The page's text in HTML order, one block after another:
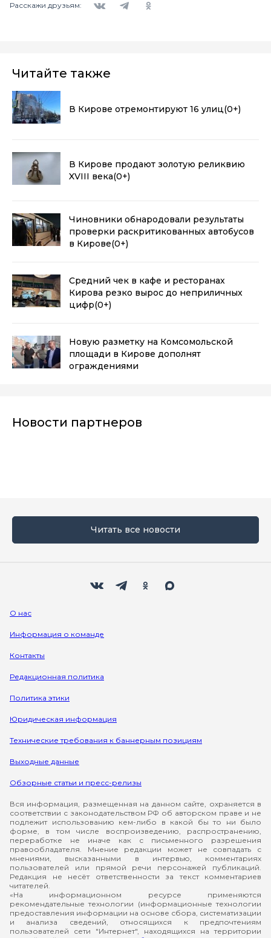
Расскажи друзьям:
Читайте также
В Кирове отремонтируют 16 улиц(0+)
В Кирове продают золотую реликвию
XVIII века(0+)
Чиновники обнародовали результаты
проверки раскритикованных автобусов
в Кирове(0+)
Средний чек в кафе и ресторанах
Кирова резко вырос до неприличных
цифр(0+)
Новую разметку на Комсомольской
площади в Кирове дополнят
ограждениями
Новости партнеров
Читать все новости
О нас
Информация о команде
Контакты
Редакционная политика
Политика этики
Юридическая информация
Технические требования к баннерным позициям
Выходные данные
Обзорные статьи и пресс-релизы
Вся информация, размещенная на данном сайте, охраняется в
соответствии с законодательством РФ об авторском праве и не
подлежит использованию кем-либо в какой бы то ни было
форме, в том числе воспроизведению, распространению,
переработке не иначе как с письменного разрешения
правообладателя. Мнение редакции может не совпадать с
мнениями, высказанными в интервью, комментариях
пользователей или прямой речи персонажей публикаций.
Редакция не несёт ответственности за текст комментариев
читателей.
«На информационном ресурсе применяются
рекомендательные технологии (информационные технологии
предоставления информации на основе сбора, систематизации
и анализа сведений, относящихся к предпочтениям
пользователей сети "Интернет", находящихся на территории